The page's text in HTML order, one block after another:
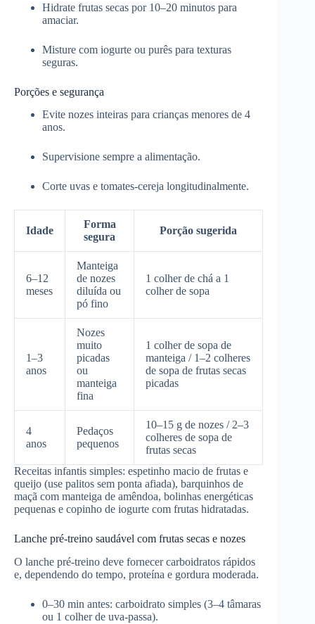
Hidrate frutas secas por 10–20 minutos para
amaciar.
Misture com iogurte ou purês para texturas
seguras.
Porções e segurança
Evite nozes inteiras para crianças menores de 4
anos.
Supervisione sempre a alimentação.
Corte uvas e tomates-cereja longitudinalmente.
Idade
Forma
segura
Porção sugerida
6–12
meses
Manteiga
de nozes
diluída ou
pó fino
1 colher de chá a 1
colher de sopa
1–3
anos
Nozes
muito
picadas
ou
manteiga
fina
1 colher de sopa de
manteiga / 1–2 colheres
de sopa de frutas secas
picadas
4
anos
Pedaços
pequenos
10–15 g de nozes / 2–3
colheres de sopa de
frutas secas
Receitas infantis simples: espetinho macio de frutas e
queijo (use palitos sem ponta afiada), barquinhos de
maçã com manteiga de amêndoa, bolinhas energéticas
pequenas e copinho de iogurte com frutas hidratadas.
Lanche pré-treino saudável com frutas secas e nozes
O lanche pré-treino deve fornecer carboidratos rápidos
e, dependendo do tempo, proteína e gordura moderada.
0–30 min antes: carboidrato simples (3–4 tâmaras
ou 1 colher de uva-passa).